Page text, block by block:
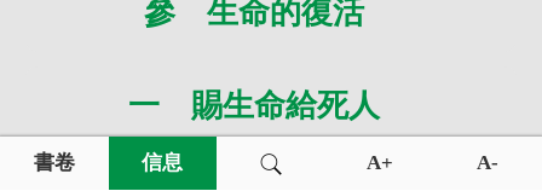
參 生命的復活
一 賜生命給死人
書卷 信息 A+ A-